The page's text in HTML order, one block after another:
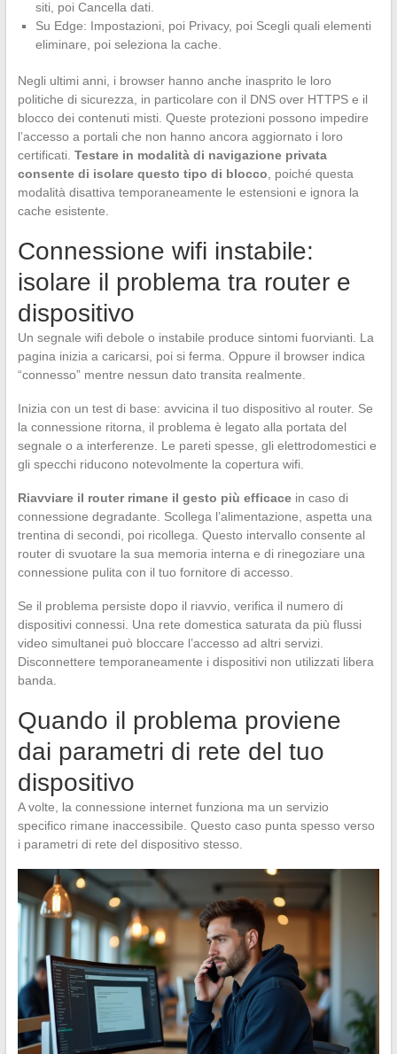
siti, poi Cancella dati.
Su Edge: Impostazioni, poi Privacy, poi Scegli quali elementi
eliminare, poi seleziona la cache.
Negli ultimi anni, i browser hanno anche inasprito le loro
politiche di sicurezza, in particolare con il DNS over HTTPS e il
blocco dei contenuti misti. Queste protezioni possono impedire
l’accesso a portali che non hanno ancora aggiornato i loro
certificati. Testare in modalità di navigazione privata
consente di isolare questo tipo di blocco , poiché questa
modalità disattiva temporaneamente le estensioni e ignora la
cache esistente.
Connessione wifi instabile:
isolare il problema tra router e
dispositivo
Un segnale wifi debole o instabile produce sintomi fuorvianti. La
pagina inizia a caricarsi, poi si ferma. Oppure il browser indica
“connesso” mentre nessun dato transita realmente.
Inizia con un test di base: avvicina il tuo dispositivo al router. Se
la connessione ritorna, il problema è legato alla portata del
segnale o a interferenze. Le pareti spesse, gli elettrodomestici e
gli specchi riducono notevolmente la copertura wifi.
Riavviare il router rimane il gesto più efficacein caso di
connessione degradante. Scollega l’alimentazione, aspetta una
trentina di secondi, poi ricollega. Questo intervallo consente al
router di svuotare la sua memoria interna e di rinegoziare una
connessione pulita con il tuo fornitore di accesso.
Se il problema persiste dopo il riavvio, verifica il numero di
dispositivi connessi. Una rete domestica saturata da più flussi
video simultanei può bloccare l’accesso ad altri servizi.
Disconnettere temporaneamente i dispositivi non utilizzati libera
banda.
Quando il problema proviene
dai parametri di rete del tuo
dispositivo
A volte, la connessione internet funziona ma un servizio
specifico rimane inaccessibile. Questo caso punta spesso verso
i parametri di rete del dispositivo stesso.